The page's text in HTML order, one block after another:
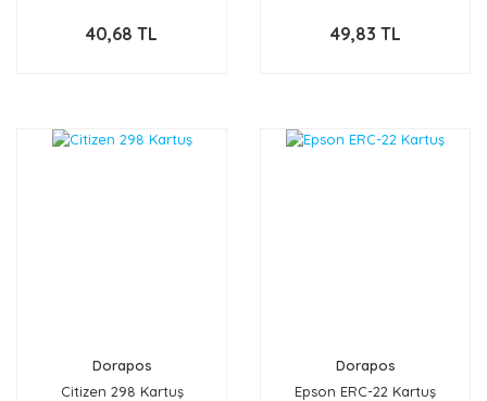
40,68 TL 49,83 TL
Dorapos
Citizen 298 Kartuş
Dorapos
Epson ERC-22 Kartuş